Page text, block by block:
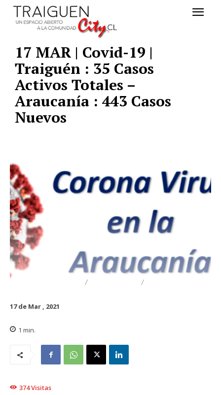
17 MAR | Covid-19 |
Traiguén : 35 Casos
Activos Totales –
Araucanía : 443 Casos
Nuevos
17 de Mar , 2021
1 min.
374Visitas